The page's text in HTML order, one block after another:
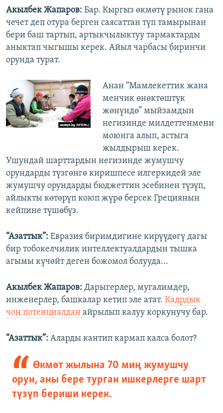
Акылбек Жапаров: Бар. Кыргыз өкмөтү рынок гана
чечет деп отура берген саясаттан түп тамырынан
бери баш тартып, артыкчылыктуу тармактарды
аныктап чыгышы керек. Айыл чарбасы биринчи
орунда турат.
Анан “Мамлекеттик жана
менчик өнөктөштүк
жөнүндө” мыйзамдын
негизинде милдеттенмени
моюнга алып, астыга
жылдырыш керек.
Ушундай шарттардын негизинде жумушчу
орундарды түзгөнгө киришпесе илгеркидей эле
жумушчу орундарды бюджеттин эсебинен түзүп,
айлыкты көтөрүп коюп жүрө берсек Грециянын
кейпине түшөбүз.
“Азаттык”: Евразия биримдигине кирүүдөгү дагы
бир тобокелчилик интеллектуалдардын тышка
агымы күчөйт деген божомол болууда...
Акылбек Жапаров: Дарыгерлер, мугалимдер,
инженерлер, башкалар кетип эле атат. Кадрдык
чоң потенциалдан айрылып калуу коркунучу бар.
“Азаттык”: Аларды кантип кармап калса болот?
Өкмөт жылына 70 миң жумушчу
орун, аны бере турган ишкерлерге шарт
түзүп бериши керек.